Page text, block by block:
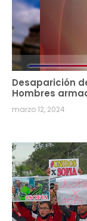
Desaparición
Hombres
marzo 12, 2024